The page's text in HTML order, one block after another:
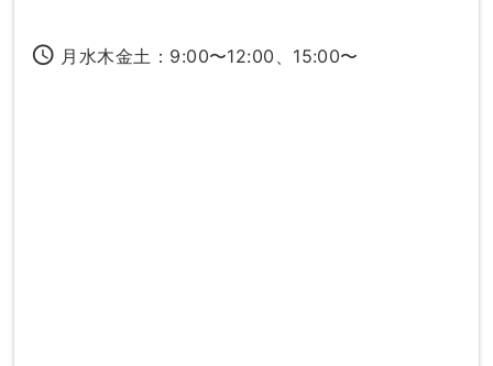
access_time 月水木金土：9:00〜12:00、15:00〜